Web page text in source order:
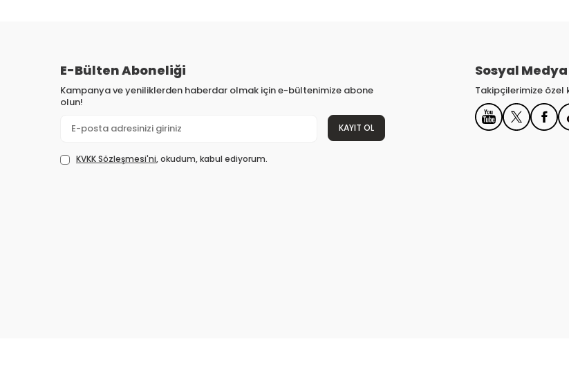
E-Bülten Aboneliği
Kampanya ve yeniliklerden haberdar olmak için e-bültenimize abone
olun!
KAYIT OL
KVKK Sözleşmesi'ni, okudum, kabul ediyorum.
Sosyal Medya
Takipçilerimize